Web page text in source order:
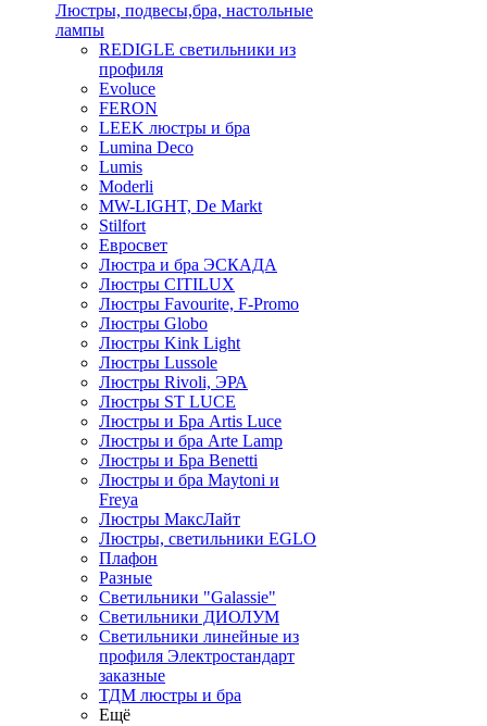
Люстры, подвесы,бра, настольные
лампы
REDIGLE светильники из
профиля
Evoluce
FERON
LEEK люстры и бра
Lumina Deco
Lumis
Moderli
MW-LIGHT, De Markt
Stilfort
Евросвет
Люстра и бра ЭСКАДА
Люстры CITILUX
Люстры Favourite, F-Promo
Люстры Globo
Люстры Kink Light
Люстры Lussole
Люстры Rivoli, ЭРА
Люстры ST LUCE
Люстры и Бра Artis Luce
Люстры и бра Arte Lamp
Люстры и Бра Benetti
Люстры и бра Maytoni и
Freya
Люстры МаксЛайт
Люстры, светильники EGLO
Плафон
Разные
Светильники "Galassie"
Светильники ДИОЛУМ
Светильники линейные из
профиля Электростандарт
заказные
ТДМ люстры и бра
Ещё